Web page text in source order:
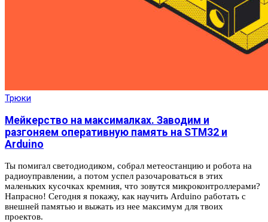
Трюки
Мейкерство на максималках. Заводим и
разгоняем оперативную память на STM32 и
Arduino
Ты помигал светодиодиком, собрал метеостанцию и робота на
радиоуправлении, а потом успел разочароваться в этих
маленьких кусочках кремния, что зовутся микроконтроллерами?
Напрасно! Сегодня я покажу, как научить Arduino работать с
внешней памятью и выжать из нее максимум для твоих
проектов.